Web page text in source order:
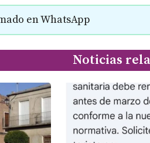
en WhatsApp
Noticias